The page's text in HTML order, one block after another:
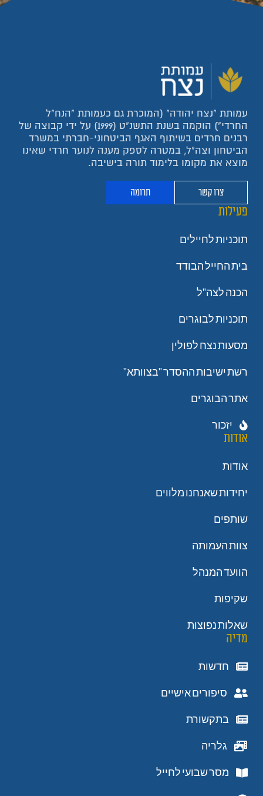
עמותת "נצח יהודה" (המוכרת גם כעמותת "הנח"ל
החרדי") הוקמה בשנת התשנ"ט (1999) על ידי קבוצה של
רבנים חרדים בשיתוף האגף הביטחוני-חברתי במשרד
הביטחון וצה"ל, במטרה לספק מענה לנוער חרדי שאינו
מוצא את מקומו בלימוד תורה בישיבה.
צרו קשר תרומה
פעילות
תוכניות לחיילים
בית החייל הבודד
הכנה לצה"ל
תוכניות לבוגרים
מסעות נצח לפולין
רשת ישיבות ההסדר "בצוותא"
אתר הבוגרים
יזכור
אודות
אודות
יחידות שאנחנו מלווים
שותפים
צוות העמותה
הוועד המנהל
שקיפות
שאלות נפוצות
מדיה
חדשות
סיפורים אישיים
בתקשורת
גלריה
מסר שבועי לחייל